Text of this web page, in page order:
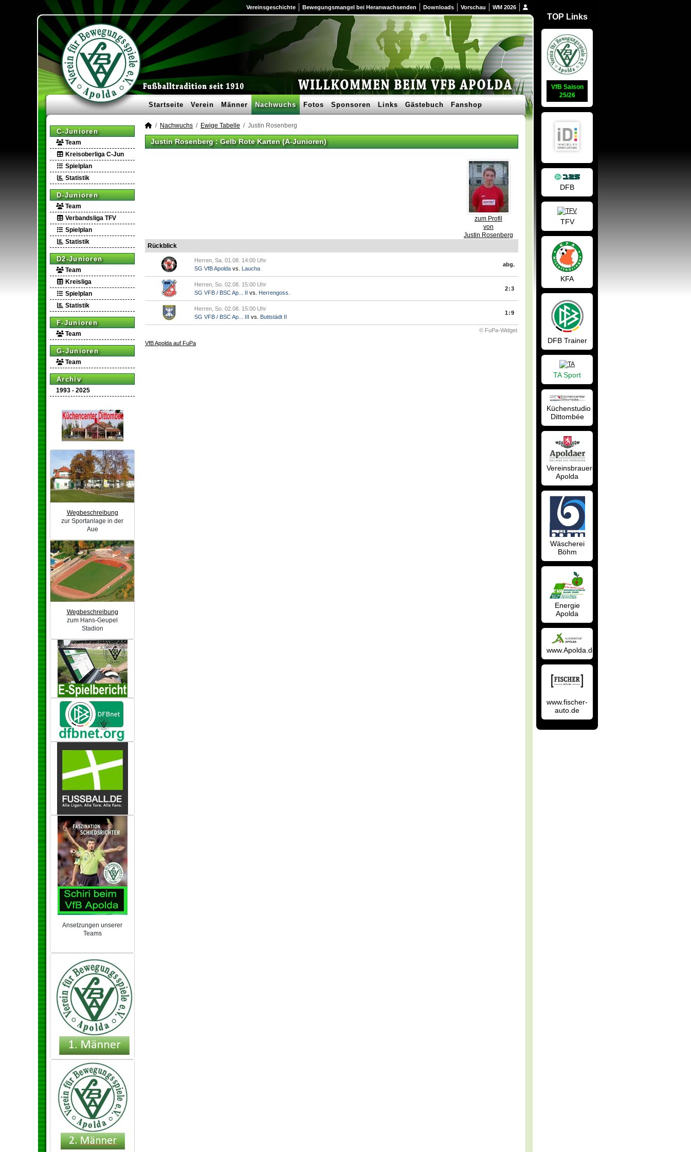
Vereinsgeschichte Bewegungsmangel bei Heranwachsenden Downloads Vorschau WM 2026
Startseite Verein Männer Nachwuchs Fotos Sponsoren Links Gästebuch Fanshop
C-Junioren
Team
Kreisoberliga C-Jun
Spielplan
Statistik
D-Junioren
Team
Verbandsliga TFV
Spielplan
Statistik
D2-Junioren
Team
Kreisliga
Spielplan
Statistik
F-Junioren
Team
G-Junioren
Team
Archiv
1993 - 2025
Wegbeschreibung
zur Sportanlage in der
Aue
Wegbeschreibung
zum Hans-Geupel
Stadion
Ansetzungen unserer
Teams
Nachwuchs Ewige Tabelle Justin Rosenberg
Justin Rosenberg : Gelb Rote Karten (A-Junioren)
zum Profil
von
Justin Rosenberg
Rückblick
Herren, Sa. 01.08. 14:00 Uhr
SG VfB Apolda vs. Laucha
abg.
Herren, So. 02.08. 15:00 Uhr
SG VFB / BSC Ap... II vs. Herrengoss.
2:3
Herren, So. 02.08. 15:00 Uhr
SG VFB / BSC Ap... III vs. Buttstädt II
1:9
© FuPa-Widget
VfB Apolda auf FuPa
TOP Links
VfB Saison
25/26
DFB
TFV
KFA
DFB Trainer
TA Sport
Küchenstudio
Dittombée
Vereinsbrauerei
Apolda
Wäscherei
Böhm
Energie
Apolda
www.Apolda.de
www.fischer-
auto.de